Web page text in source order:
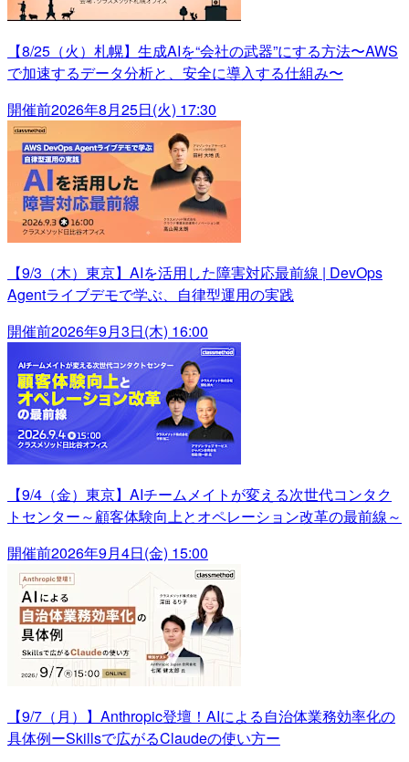
【8/25（火）札幌】生成AIを“会社の武器”にする方法〜AWS
で加速するデータ分析と、安全に導入する仕組み〜
開催前2026年8月25日(火) 17:30
【9/3（木）東京】AIを活用した障害対応最前線 | DevOps
Agentライブデモで学ぶ、自律型運用の実践
開催前2026年9月3日(木) 16:00
【9/4（金）東京】AIチームメイトが変える次世代コンタク
トセンター～顧客体験向上とオペレーション改革の最前線～
開催前2026年9月4日(金) 15:00
【9/7（月）】Anthropic登壇！AIによる自治体業務効率化の
具体例ーSkillsで広がるClaudeの使い方ー